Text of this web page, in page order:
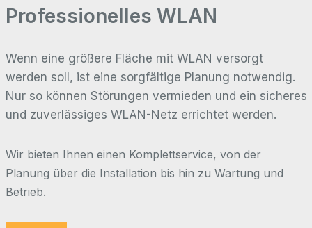
Professionelles WLAN
Wenn eine größere Fläche mit WLAN versorgt
werden soll, ist eine sorgfältige Planung notwendig.
Nur so können Störungen vermieden und ein sicheres
und zuverlässiges WLAN-Netz errichtet werden.
Wir bieten Ihnen einen Komplettservice, von der
Planung über die Installation bis hin zu Wartung und
Betrieb.